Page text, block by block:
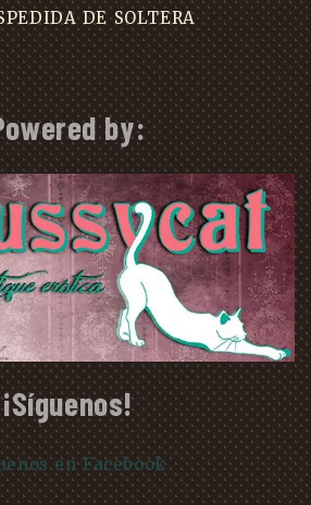
DE SOLTERA
by:
¡Síguenos!
en Facebook